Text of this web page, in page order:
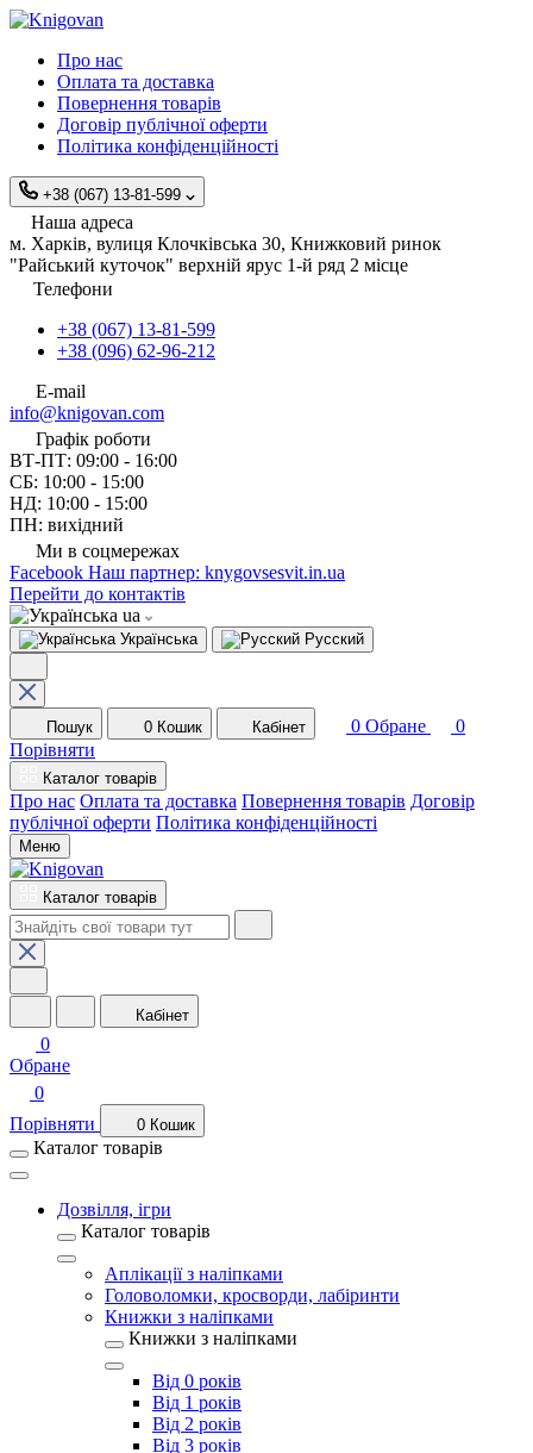
Про нас
Оплата та доставка
Повернення товарів
Договір публічної оферти
Політика конфіденційності
+38 (067) 13-81-599
Наша адреса
м. Харків, вулиця Клочківська 30, Книжковий ринок
"Райський куточок" верхній ярус 1-й ряд 2 місце
Телефони
+38 (067) 13-81-599
+38 (096) 62-96-212
E-mail
info@knigovan.com
Графік роботи
ВТ-ПТ: 09:00 - 16:00
СБ: 10:00 - 15:00
НД: 10:00 - 15:00
ПН: вихідний
Ми в соцмережах
Facebook Наш партнер: knygovsesvit.in.ua
Перейти до контактів
ua
Українська Русский
Пошук 0 Кошик Кабінет 0 Обране
0
Порівняти
Каталог товарів
Про нас Оплата та доставка Повернення товарів Договір
публічної оферти Політика конфіденційності
Меню
Каталог товарів
Кабінет
0
Обране
0
Порівняти
0 Кошик
Каталог товарів
Дозвілля, ігри
Каталог товарів
Аплікації з наліпками
Головоломки, кросворди, лабіринти
Книжки з наліпками
Книжки з наліпками
Від 0 років
Від 1 років
Від 2 років
Від 3 років